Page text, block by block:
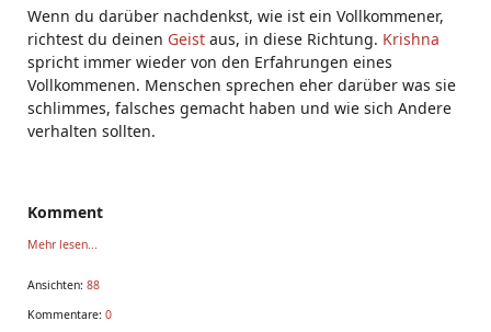
Wenn du darüber nachdenkst, wie ist ein Vollkommener,
richtest du deinen Geist aus, in diese Richtung. Krishna
spricht immer wieder von den Erfahrungen eines
Vollkommenen. Menschen sprechen eher darüber was sie
schlimmes, falsches gemacht haben und wie sich Andere
verhalten sollten.
Komment
Mehr lesen...
Ansichten: 88
Kommentare: 0